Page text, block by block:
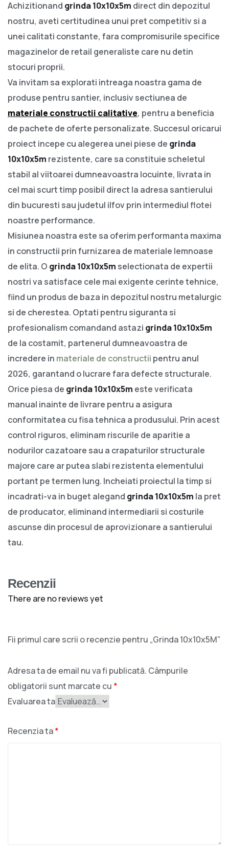
Achizitionand grinda 10x10x5m direct din depozitul
nostru, aveti certitudinea unui pret competitiv si a
unei calitati constante, fara compromisurile specifice
magazinelor de retail generaliste care nu detin
stocuri proprii.
Va invitam sa explorati intreaga noastra gama de
produse pentru santier, inclusiv sectiunea de
materiale constructii calitative, pentru a beneficia
de pachete de oferte personalizate. Succesul oricarui
proiect incepe cu alegerea unei piese de grinda
10x10x5m rezistente, care sa constituie scheletul
stabil al viitoarei dumneavoastra locuinte, livrata in
cel mai scurt timp posibil direct la adresa santierului
din bucuresti sau judetul ilfov prin intermediul flotei
noastre performance.
Misiunea noastra este sa oferim performanta maxima
in constructii prin furnizarea de materiale lemnoase
de elita. O grinda 10x10x5m selectionata de expertii
nostri va satisface cele mai exigente cerinte tehnice,
fiind un produs de baza in depozitul nostru metalurgic
si de cherestea. Optati pentru siguranta si
profesionalism comandand astazi grinda 10x10x5m
de la costamit, partenerul dumneavoastra de
incredere in materiale de constructii pentru anul
2026, garantand o lucrare fara defecte structurale.
Orice piesa de grinda 10x10x5m este verificata
manual inainte de livrare pentru a asigura
conformitatea cu fisa tehnica a produsului. Prin acest
control riguros, eliminam riscurile de aparitie a
nodurilor cazatoare sau a crapaturilor structurale
majore care ar putea slabi rezistenta elementului
portant pe termen lung. Incheiati proiectul la timp si
incadrati-va in buget alegand grinda 10x10x5m la pret
de producator, eliminand intermediarii si costurile
ascunse din procesul de aprovizionare a santierului
tau.
Recenzii
There are no reviews yet
Fii primul care scrii o recenzie pentru „Grinda 10x10x5M”
Adresa ta de email nu va fi publicată. Câmpurile
obligatorii sunt marcate cu *
Evaluarea ta
Recenzia ta*